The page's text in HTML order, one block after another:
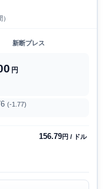
新断プレス
円
(-1.77)
156.79円 / ドル